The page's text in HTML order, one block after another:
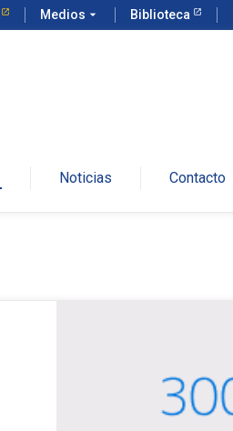
Medios arrow_drop_down Biblioteca
Noticias Contacto